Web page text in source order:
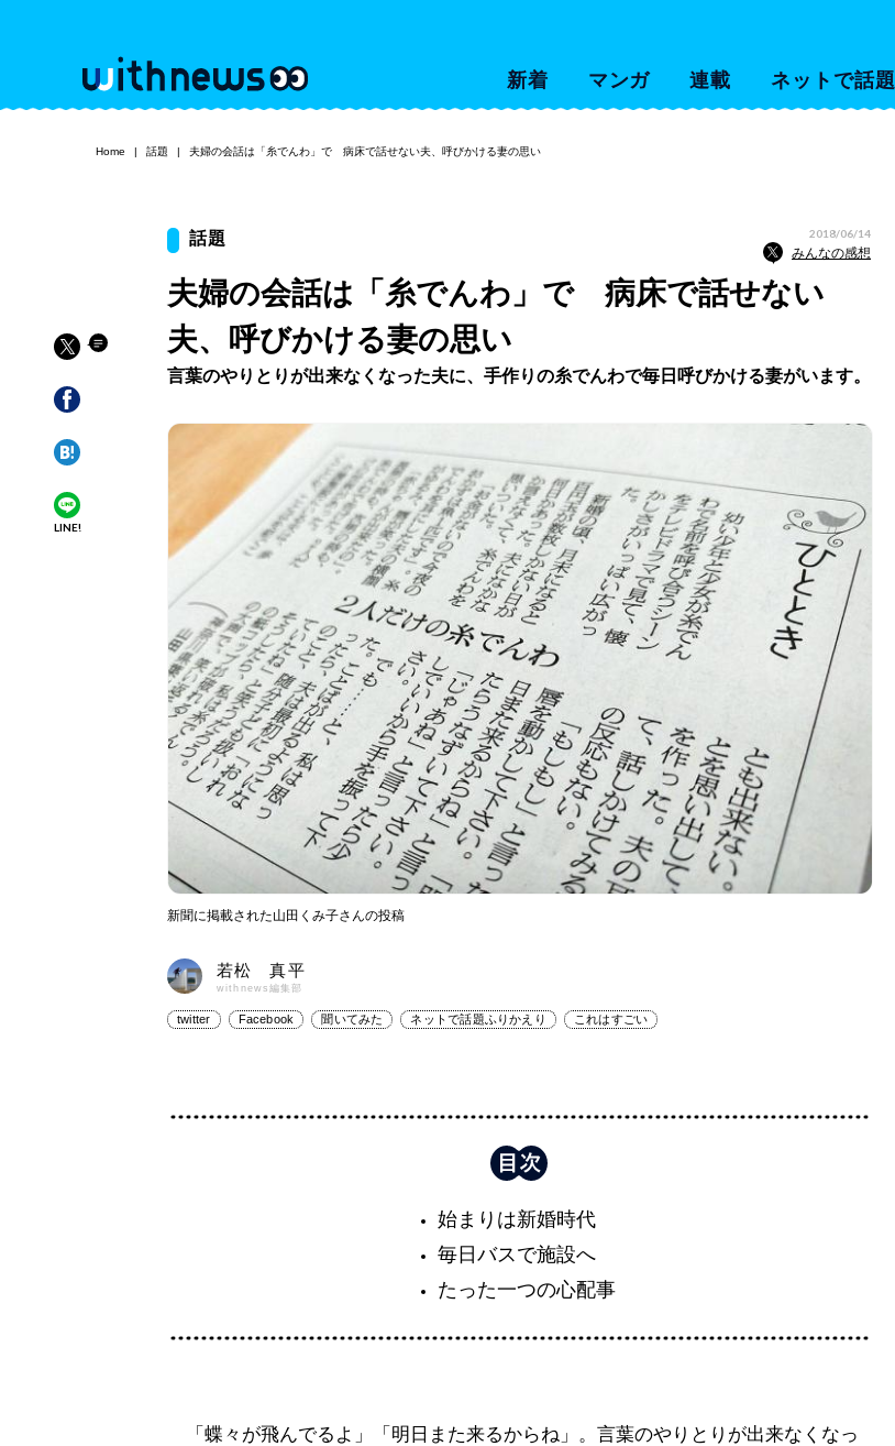
新着 マンガ 連載 ネットで話題
Home 話題 夫婦の会話は「糸でんわ」で 病床で話せない夫、呼びかける妻の思い
LINE!
話題 2018/06/14
みんなの感想
夫婦の会話は「糸でんわ」で 病床で話せない
夫、呼びかける妻の思い
言葉のやりとりが出来なくなった夫に、手作りの糸でんわで毎日呼びかける妻がいます。
新聞に掲載された山田くみ子さんの投稿
若松 真平
withnews編集部
twitter Facebook 聞いてみた ネットで話題ふりかえり これはすごい
始まりは新婚時代
毎日バスで施設へ
たった一つの心配事
「蝶々が飛んでるよ」「明日また来るからね」。言葉のやりとりが出来なくなっ